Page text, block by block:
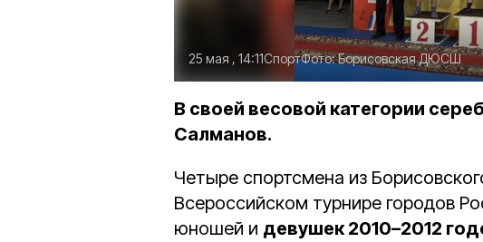
25 мая , 14:11СпортФото:Борисовская ДЮСШ
В своей весовой категории
Салманов.
Четыре спортсмена из
Всероссийском турнире городов
юношей и девушек 2010–2012